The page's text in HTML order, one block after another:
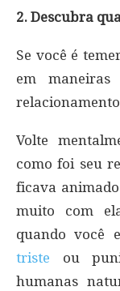
2. Descubra
Se você é
em
Volte
como foi seu
ficava
muito com
quando você
triste ou
humanas